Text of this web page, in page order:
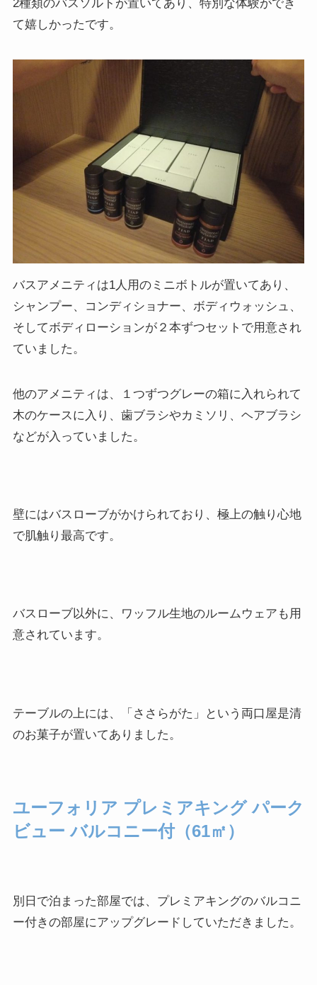
2種類のバスソルトが置いてあり、特別な体験ができ
て嬉しかったです。
バスアメニティは1人用のミニボトルが置いてあり、
シャンプー、コンディショナー、ボディウォッシュ、
そしてボディローションが２本ずつセットで用意され
ていました。
他のアメニティは、１つずつグレーの箱に入れられて
木のケースに入り、歯ブラシやカミソリ、ヘアブラシ
などが入っていました。
壁にはバスローブがかけられており、極上の触り心地
で肌触り最高です。
バスローブ以外に、ワッフル生地のルームウェアも用
意されています。
テーブルの上には、「ささらがた」という両口屋是清
のお菓子が置いてありました。
ユーフォリア プレミアキング パーク
ビュー バルコニー付（61㎡）
別日で泊まった部屋では、プレミアキングのバルコニ
ー付きの部屋にアップグレードしていただきました。